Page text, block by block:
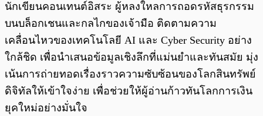
นักเขียนคอนเทนต์อิสระ ผู้หลงใหลการถอดรหัสธุรกรรม
บนบล็อกเชนและกลไกของเจ้ามือ ติดตามความ
เคลื่อนไหวของเทคโนโลยี AI และ Cyber Security อย่าง
ใกล้ชิด เพื่อนำเสนอข้อมูลเชิงลึกที่แม่นยำและทันสมัย มุ่ง
เน้นการถ่ายทอดเรื่องราวความซับซ้อนของโลกสินทรัพย์
ดิจิทัลให้เข้าใจง่าย เพื่อช่วยให้ผู้อ่านก้าวทันโลกการเงิน
ยุคใหม่อย่างมั่นใจ